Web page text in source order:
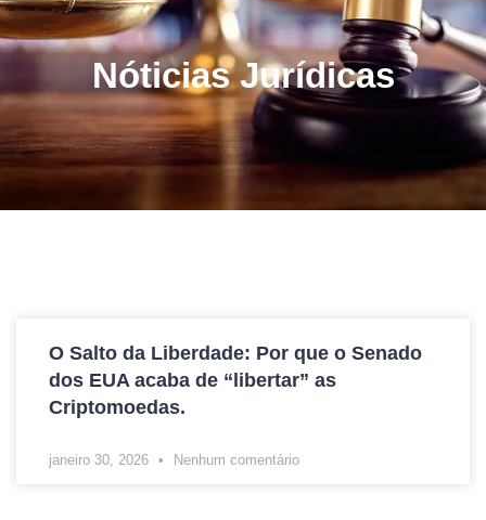
Nóticias Jurídicas
O Salto da Liberdade: Por que o Senado
dos EUA acaba de “libertar” as
Criptomoedas.
janeiro 30, 2026 Nenhum comentário